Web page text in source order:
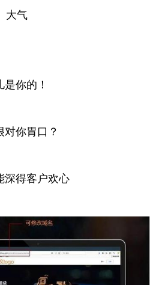
大气
你的！
你胃口？
深得客户欢心